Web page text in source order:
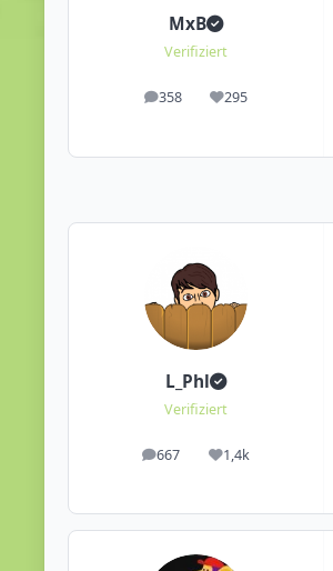
MxB
Verifiziert
358
Beiträge 295
Reputation
L_Phl
Verifiziert
667
Beiträge 1,4k
Reputation